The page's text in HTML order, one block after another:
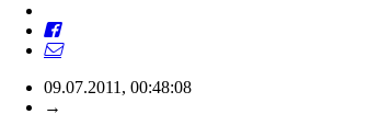
09.07.2011, 00:48:08
→